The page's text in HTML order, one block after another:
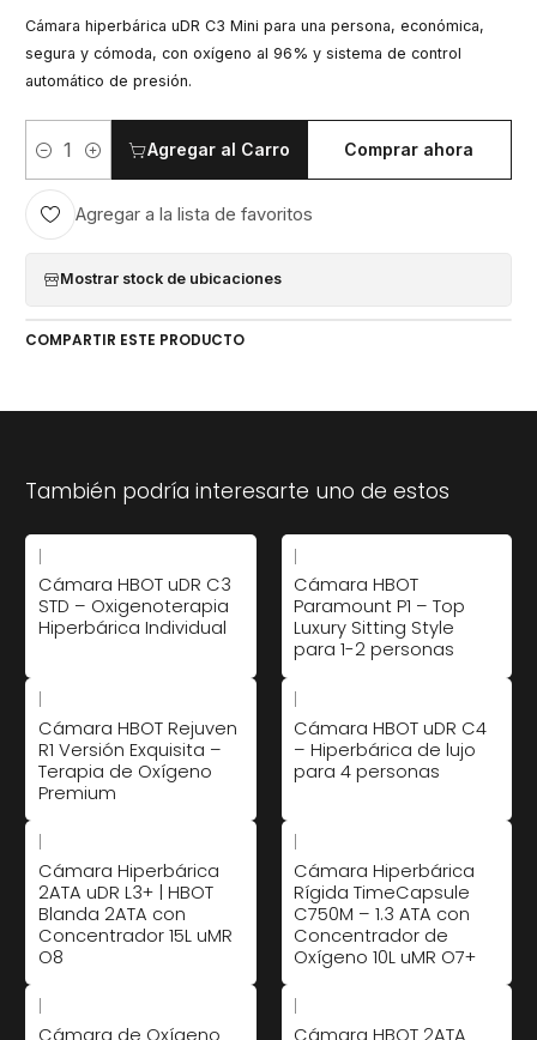
Cámara hiperbárica uDR C3 Mini para una persona, económica,
segura y cómoda, con oxígeno al 96% y sistema de control
automático de presión.
Cantidad
Agregar al Carro Comprar ahora
Agregar a la lista de favoritos
Mostrar stock de ubicaciones
COMPARTIR ESTE PRODUCTO
También podría interesarte uno de estos
Cámara HBOT uDR C3
STD – Oxigenoterapia
Hiperbárica Individual
Cámara HBOT
Paramount P1 – Top
Luxury Sitting Style
para 1-2 personas
Cámara HBOT Rejuven
R1 Versión Exquisita –
Terapia de Oxígeno
Premium
Cámara HBOT uDR C4
– Hiperbárica de lujo
para 4 personas
Cámara Hiperbárica
2ATA uDR L3+ | HBOT
Blanda 2ATA con
Concentrador 15L uMR
O8
Cámara Hiperbárica
Rígida TimeCapsule
C750M – 1.3 ATA con
Concentrador de
Oxígeno 10L uMR O7+
Cámara de Oxígeno
Cámara HBOT 2ATA